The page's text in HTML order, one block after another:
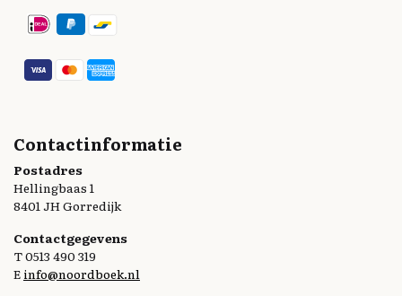
Contactinformatie
Postadres
Hellingbaas 1
8401 JH Gorredijk
Contactgegevens
T 0513 490 319
E info@noordboek.nl